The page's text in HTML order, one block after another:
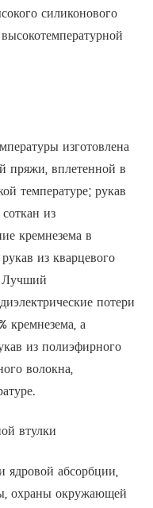
силиконового
изготовлена
пряжи, вплетенной в
температуре; рукав
из
кремнезема в
из кварцевого
Лучший
потери
кремнезема, а
из полиэфирного
волокна,
втулки
ядровой абсорбции,
охраны окружающей